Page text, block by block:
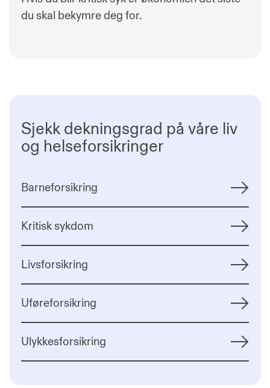
du skal bekymre deg for.
Sjekk dekningsgrad på våre liv
og helseforsikringer
Barneforsikring
Kritisk sykdom
Livsforsikring
Uføreforsikring
Ulykkesforsikring